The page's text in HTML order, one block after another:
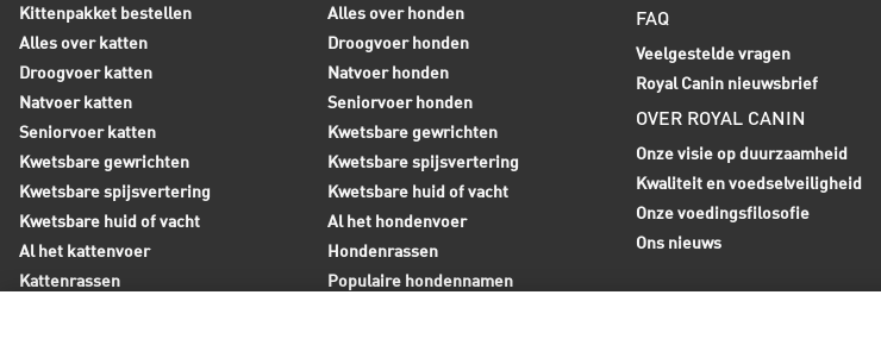
Kittenpakket bestellen
Alles over katten
Droogvoer katten
Natvoer katten
Seniorvoer katten
Kwetsbare gewrichten
Kwetsbare spijsvertering
Kwetsbare huid of vacht
Al het kattenvoer
Kattenrassen
Alles over honden
Droogvoer honden
Natvoer honden
Seniorvoer honden
Kwetsbare gewrichten
Kwetsbare spijsvertering
Kwetsbare huid of vacht
Al het hondenvoer
Hondenrassen
Populaire hondennamen
FAQ
Veelgestelde vragen
Royal Canin nieuwsbrief
OVER ROYAL CANIN
Onze visie op duurzaamheid
Kwaliteit en voedselveiligheid
Onze voedingsfilosofie
Ons nieuws